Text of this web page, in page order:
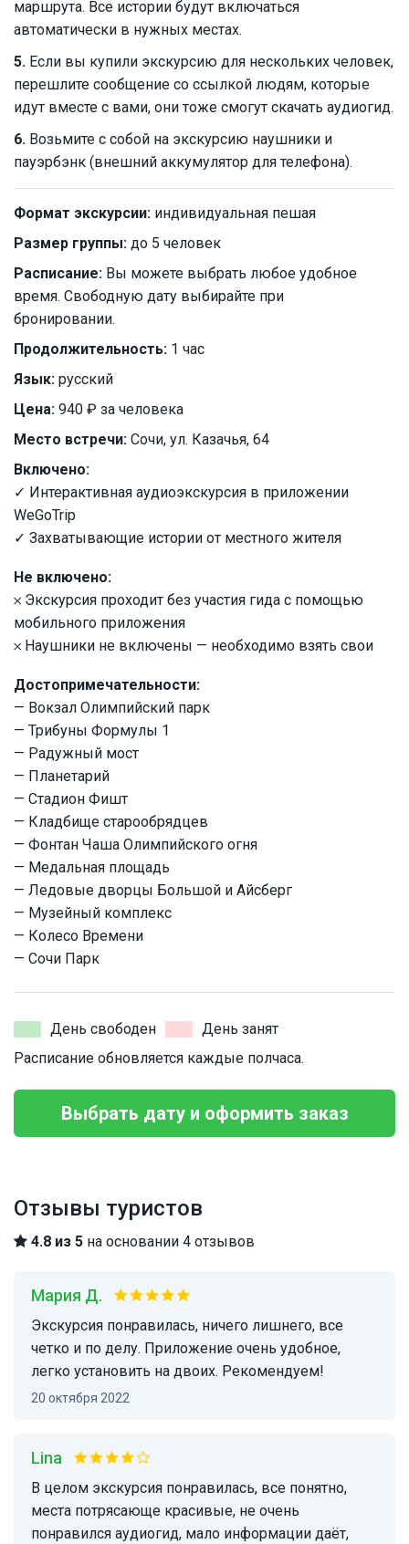
маршрута. Все истории будут включаться
автоматически в нужных местах.
5. Если вы купили экскурсию для нескольких человек,
перешлите сообщение со ссылкой людям, которые
идут вместе с вами, они тоже смогут скачать аудиогид.
6. Возьмите с собой на экскурсию наушники и
пауэрбэнк (внешний аккумулятор для телефона).
Формат экскурсии: индивидуальная пешая
Размер группы: до 5 человек
Расписание: Вы можете выбрать любое удобное
время. Свободную дату выбирайте при
бронировании.
Продолжительность: 1 час
Язык: русский
Цена: 940 ₽ за человека
Место встречи: Сочи, ул. Казачья, 64
Включено:
✓ Интерактивная аудиоэкскурсия в приложении
WeGoTrip
✓ Захватывающие истории от местного жителя
Не включено:
𐄂 Экскурсия проходит без участия гида с помощью
мобильного приложения
𐄂 Наушники не включены — необходимо взять свои
Достопримечательности:
— Вокзал Олимпийский парк
— Трибуны Формулы 1
— Радужный мост
— Планетарий
— Стадион Фишт
— Кладбище старообрядцев
— Фонтан Чаша Олимпийского огня
— Медальная площадь
— Ледовые дворцы Большой и Айсберг
— Музейный комплекс
— Колесо Времени
— Сочи Парк
День свободен
День занят
Расписание обновляется каждые полчаса.
Выбрать дату и оформить заказ
Отзывы туристов
4.8 из 5 на основании 4 отзывов
Мария Д.
Экскурсия понравилась, ничего лишнего, все
четко и по делу. Приложение очень удобное,
легко установить на двоих. Рекомендуем!
20 октября 2022
Lina
В целом экскурсия понравилась, все понятно,
места потрясающе красивые, не очень
понравился аудиогид, мало информации даёт,